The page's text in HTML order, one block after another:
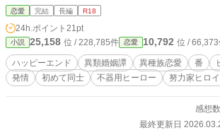
は、“番”と呼ばれる特別な伴侶の文化がある。 それは時
きな変化を受け入れる絆でもあった。 レンゲツはイーリ
め、熱を隠しきれないほど求めながらも、彼女の理解と選
かし、番同士には理屈では抗えない身体の反応もあっ
を交わし、文化を知り、触れ合いながら、イーリヤは彼
ずつ思い描いていく。 雲海の谷で始まる、異種族の運命と選択の恋物語。 ※一
部特殊設定（身体変化）があります。キーワードをご確
＝挿入あり、を付けています。 ※ムーンライトノベル
恋愛 完結 長編 R18
24h.ポイント 21pt
小説 25,158 位 / 228,785件 恋愛 10,792 位 /
ハッピーエンド 異類婚姻譚 異種族恋愛 番
発情
初めて同士 不器用ヒーロー 努力家ヒロ
感想
最終更新日